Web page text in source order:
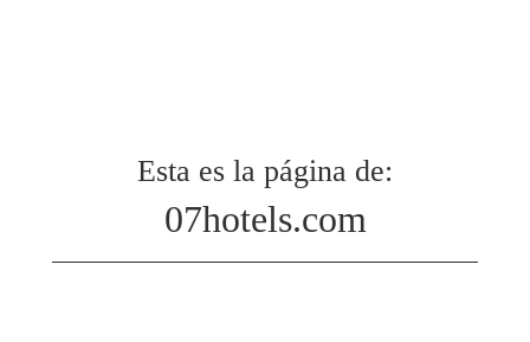
Esta es la página de:
07hotels.com